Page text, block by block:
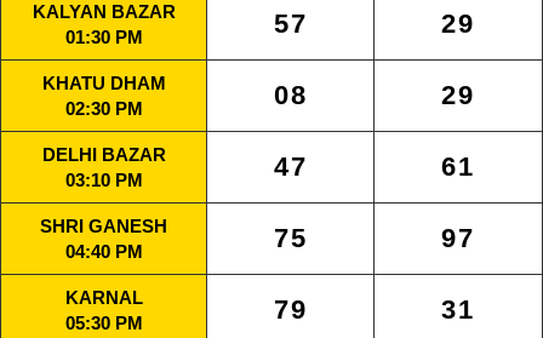
KALYAN BAZAR
01:30 PM
57 29
KHATU DHAM
02:30 PM
08 29
DELHI BAZAR
03:10 PM
47 61
SHRI GANESH
04:40 PM
75 97
KARNAL
05:30 PM
79 31